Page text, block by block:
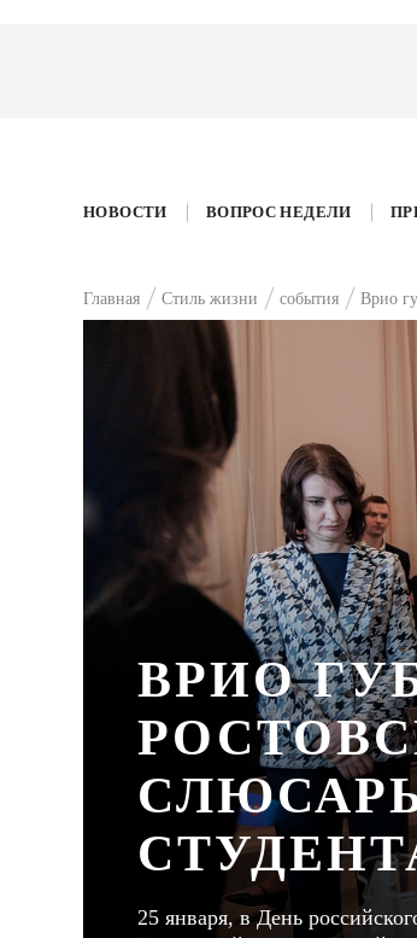
НОВОСТИ ВОПРОС НЕДЕЛИ
Главная Стиль жизни события Врио
ВРИО
25 января, в День